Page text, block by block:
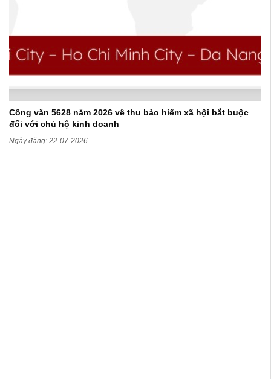
Công văn 5628 năm 2026 vê thu bảo hiểm xã hội bắt buộc
đối với chủ hộ kinh doanh
Ngày đăng: 22-07-2026